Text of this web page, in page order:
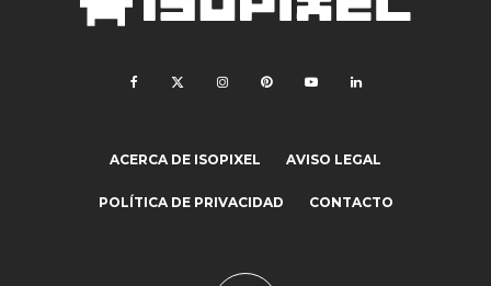
ACERCA DE ISOPIXEL AVISO LEGAL
POLÍTICA DE PRIVACIDAD CONTACTO